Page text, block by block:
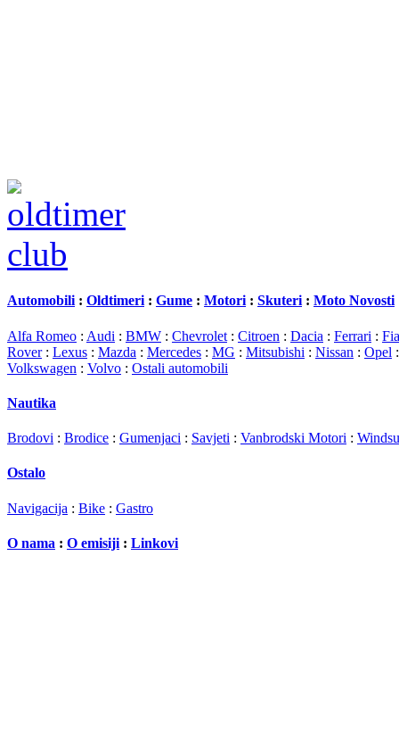
Automobili : Oldtimeri : Gume : Motori : Skuteri : Moto Novosti
Alfa Romeo : Audi : BMW : Chevrolet : Citroen : Dacia : Ferrari :
Rover: Lexus : Mazda : Mercedes : MG : Mitsubishi : Nissan : Opel
Volkswagen : Volvo : Ostali automobili
Nautika
Brodovi : Brodice : Gumenjaci : Savjeti : Vanbrodski Motori :
Ostalo
Navigacija : Bike : Gastro
O nama : O emisiji : Linkovi